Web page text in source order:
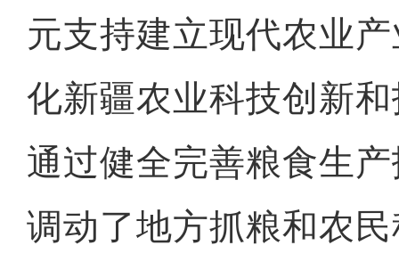
元支持建立现代农业
化新疆农业科技创新
通过健全完善粮食生
调动了地方抓粮和农